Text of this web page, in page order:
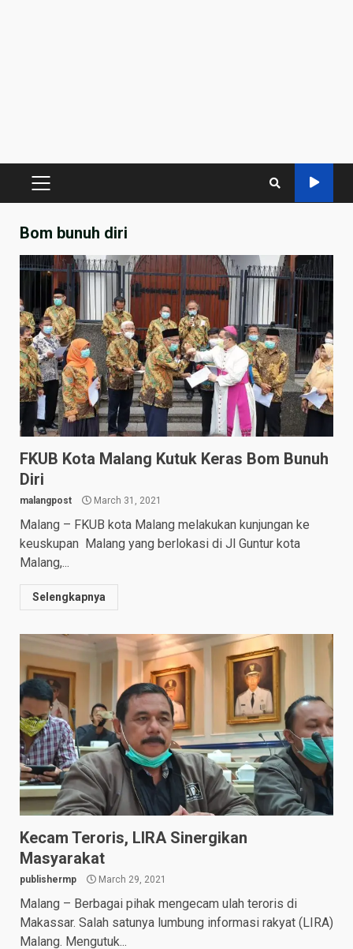
PRIMARY
Bom bunuh diri
FKUB Kota Malang Kutuk Keras Bom Bunuh
Diri
malangpost March 31, 2021
Malang – FKUB kota Malang melakukan kunjungan ke
keuskupan Malang yang berlokasi di Jl Guntur kota
Malang,...
Selengkapnya
Kecam Teroris, LIRA Sinergikan
Masyarakat
publishermp March 29, 2021
Malang – Berbagai pihak mengecam ulah teroris di
Makassar. Salah satunya lumbung informasi rakyat (LIRA)
Malang. Mengutuk...